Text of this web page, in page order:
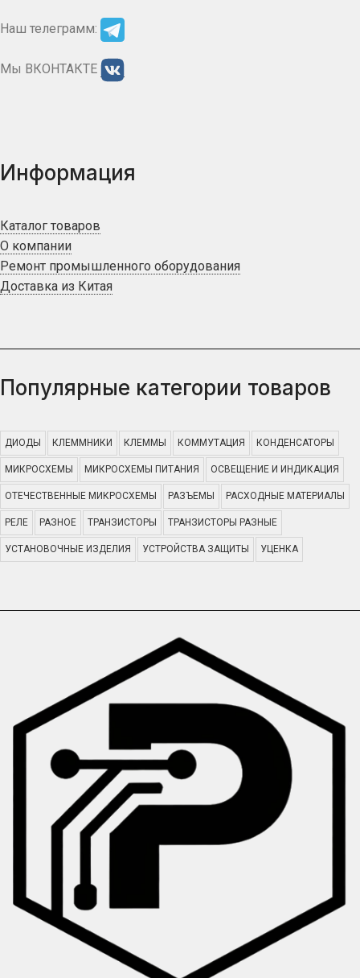
Наш телеграмм:
Мы ВКОНТАКТЕ
Информация
Каталог товаров
О компании
Ремонт промышленного оборудования
Доставка из Китая
Популярные категории товаров
ДИОДЫ КЛЕММНИКИ КЛЕММЫ КОММУТАЦИЯ КОНДЕНСАТОРЫ
МИКРОСХЕМЫ МИКРОСХЕМЫ ПИТАНИЯ ОСВЕЩЕНИЕ И ИНДИКАЦИЯ
ОТЕЧЕСТВЕННЫЕ МИКРОСХЕМЫ РАЗЪЕМЫ РАСХОДНЫЕ МАТЕРИАЛЫ
РЕЛЕ РАЗНОЕ ТРАНЗИСТОРЫ ТРАНЗИСТОРЫ РАЗНЫЕ
УСТАНОВОЧНЫЕ ИЗДЕЛИЯ УСТРОЙСТВА ЗАЩИТЫ УЦЕНКА